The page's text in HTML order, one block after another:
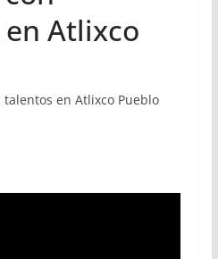
Atlixco
talentos en Atlixco Pueblo